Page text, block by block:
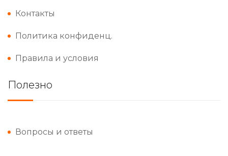
Контакты
Политика конфиденц.
Правила и условия
Полезно
Вопросы и ответы